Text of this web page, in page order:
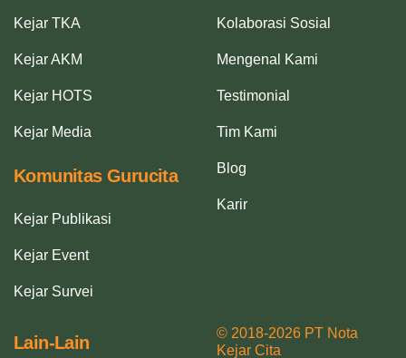
Kejar TKA
Kejar AKM
Kejar HOTS
Kejar Media
Komunitas Gurucita
Kejar Publikasi
Kejar Event
Kejar Survei
Kolaborasi Sosial
Mengenal Kami
Testimonial
Tim Kami
Blog
Karir
Lain-Lain
© 2018-2026 PT Nota
Kejar Cita